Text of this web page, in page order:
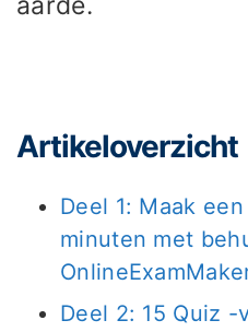
Artikeloverzicht
Deel 1: Maak
minuten met
Deel 2: 15 Quiz -